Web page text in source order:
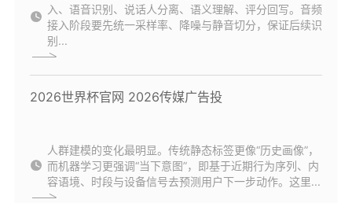
入、语音识别、说话人分离、语义理解、评分回写。音频
接入阶段要先统一采样率、降噪与静音切分，保证后续识
别...
2026世界杯官网 2026传媒广告投
人群建模的变化最明显。传统静态标签更像“历史画像”，
而机器学习更强调“当下意图”，即基于近期行为序列、内
容语境、时段与设备信号去预测用户下一步动作。这里...